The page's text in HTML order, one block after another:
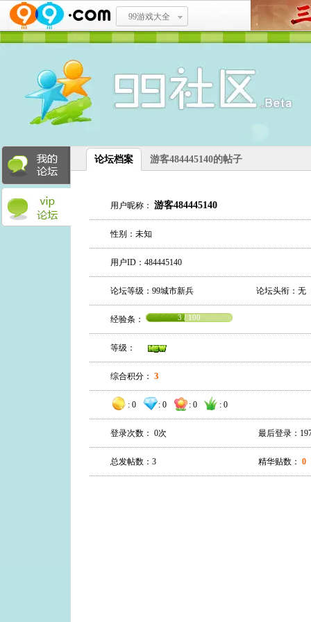
99游戏大全
论坛档案 游客484445140的帖子
用户昵称： 游客484445140
性别：未知
用户ID：484445140
论坛等级：99城市新兵 论坛头衔：无
经验条： 3 / 100
等级：
综合积分： 3
: 0 : 0 : 0 : 0
登录次数： 0次 最后登录：
总发帖数：3 精华贴数： 0